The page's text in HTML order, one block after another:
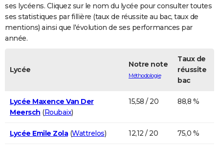
S'inscrire
Se connecter
Lycées
Collèges
Primaires
Universités
Entreprises
Service militaire
Avis de recherche
AVIS DE DÉCÈS
FORUM
ses lycéens. Cliquez sur le nom du lycée pour consulter toutes
ses statistiques par fillière (taux de réussite au bac, taux de
mentions) ainsi que l'évolution de ses performances par
année.
Lycée
Notre note
Méthodologie
Taux de
réussite
bac
Lycée Maxence Van Der
Meersch (Roubaix)
15,58 / 20 88,8 %
Lycée Emile Zola(Wattrelos) 12,12 / 20 75,0 %